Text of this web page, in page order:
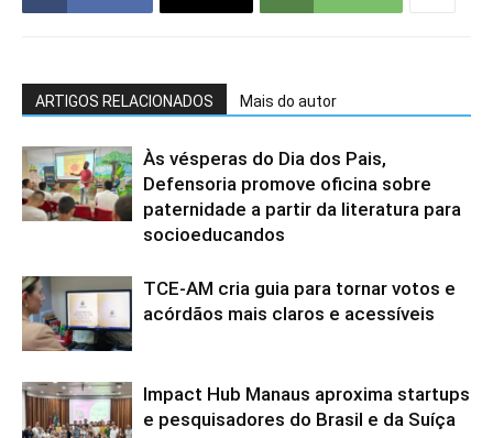
ARTIGOS RELACIONADOS Mais do autor
Às vésperas do Dia dos Pais,
Defensoria promove oficina sobre
paternidade a partir da literatura para
socioeducandos
TCE-AM cria guia para tornar votos e
acórdãos mais claros e acessíveis
Impact Hub Manaus aproxima startups
e pesquisadores do Brasil e da Suíça